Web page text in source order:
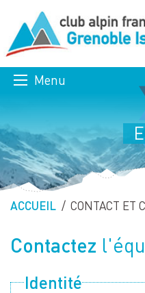
Menu
ACCUEIL PAGE
CONTACT ET
Contactez
Identité